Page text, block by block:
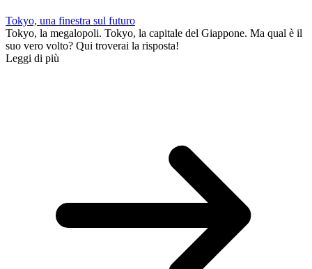
Tokyo, una finestra sul futuro
Tokyo, la megalopoli. Tokyo, la capitale del Giappone. Ma qual è il
suo vero volto? Qui troverai la risposta!
Leggi di più